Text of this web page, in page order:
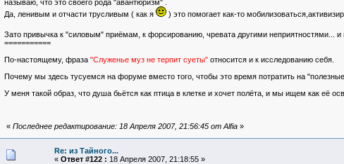
называю, что это своего рода "авантюризм" .
Да, ленивым и отчасти трусливым ( как я
) это помогает как-то
Зато привычка к "силовым" приёмам, к форсированию, чревата другими
===========
По-настоящему, фраза "Служенье муз не терпит суеты" относится и к исследованию себя.
Почему мы здесь тусуемся на форуме вместо того, чтобы это время потратить на
У меня такой образ, что душа бьётся как птица в клетке и хочет полёта, и мы ищем как её
« Последнее редактирование: 18 Апреля 2007, 21:56:45 от Alfia»
Re: из Тайного...
« Ответ #122 : 18 Апреля 2007, 21:18:55 »